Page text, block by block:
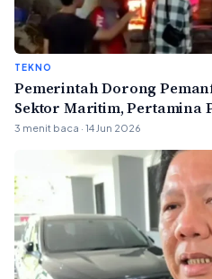
TEKNO
Pemerintah Dorong
Sektor Maritim, Pertamina
Karbon per Tahun
3 menit baca · 14 Jun 2026